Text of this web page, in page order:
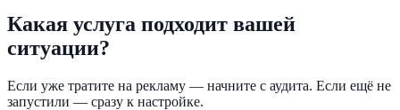
Какая услуга подходит вашей
ситуации?
Если уже тратите на рекламу — начните с аудита. Если ещё не
запустили — сразу к настройке.